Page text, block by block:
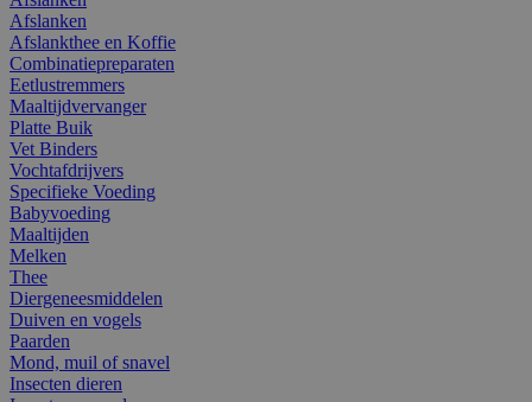
Afslanken
Afslankthee en Koffie
Combinatiepreparaten
Eetlustremmers
Maaltijdvervanger
Platte Buik
Vet Binders
Vochtafdrijvers
Specifieke Voeding
Babyvoeding
Maaltijden
Melken
Thee
Diergeneesmiddelen
Duiven en vogels
Paarden
Mond, muil of snavel
Insecten dieren